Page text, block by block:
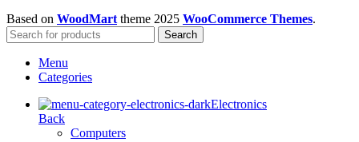
Based on WoodMart theme 2025 WooCommerce Themes.
Search
Menu
Categories
Electronics
Back
Computers